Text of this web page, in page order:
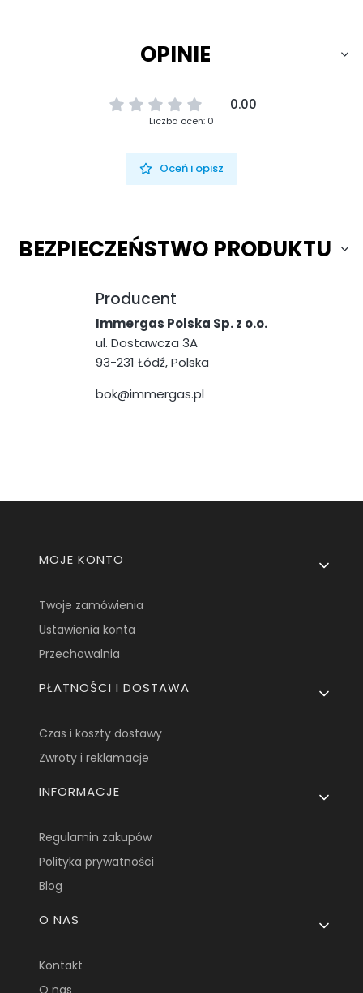
OPINIE
0.00
Liczba ocen: 0
Oceń i opisz
BEZPIECZEŃSTWO PRODUKTU
Producent
Immergas Polska Sp. z o.o.
ul. Dostawcza 3A
93-231 Łódź, Polska
bok@immergas.pl
Linki w stopce
MOJE KONTO
Twoje zamówienia
Ustawienia konta
Przechowalnia
PŁATNOŚCI I DOSTAWA
Czas i koszty dostawy
Zwroty i reklamacje
INFORMACJE
Regulamin zakupów
Polityka prywatności
Blog
O NAS
Kontakt
O nas